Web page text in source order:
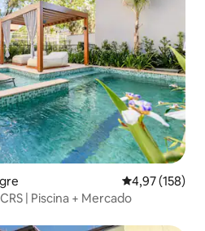
4,97 de uma
4,97 (158)
| Piscina + Mercado